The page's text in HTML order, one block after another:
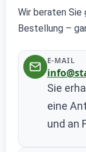
Wir beraten Sie
Bestellung –
E-MAIL
Sie
eine
und an